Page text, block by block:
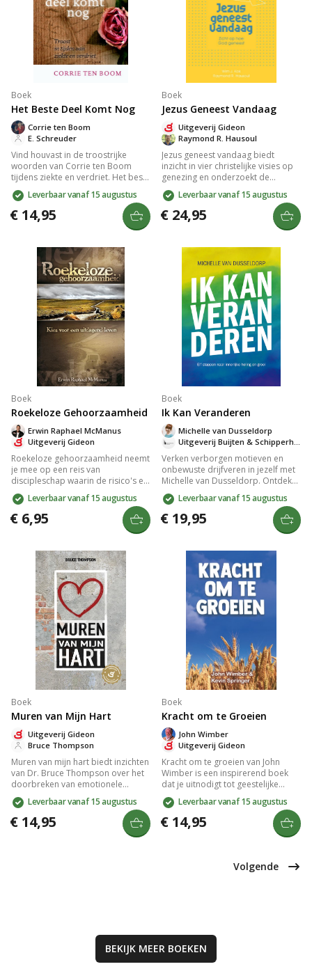
Boek
Het Beste Deel Komt Nog
E. Schreuder
Corrie ten Boom
Vind houvast in de troostrijke
woorden van Corrie ten Boom
tijdens ziekte en verdriet. Het beste
deel komt nog biedt hoop en
vertrouwen met beloften van God,
en laat zien dat Hij alles ten goede
zal keren voor wie Hem liefheeft.
Dit inspirerende boek versterkt je
Leverbaar vanaf 15 augustus
€ 14,95
Boek
Jezus Geneest Vandaag
Raymond R. Hausoul
Uitgeverij Gideon
Jezus geneest vandaag biedt
inzicht in vier christelijke visies op
genezing en onderzoekt de
verhouding tussen wetenschap,
geloof, en Gods soevereiniteit. Het
boek verdiept zich in de theologie
van genezing, lijden, en strijd, en
biedt een rijk perspectief voor wie
Leverbaar vanaf 15 augustus
€ 24,95
Boek
Roekeloze Gehoorzaamheid
Uitgeverij Gideon
Erwin Raphael McManus
Roekeloze gehoorzaamheid neemt
je mee op een reis van
discipleschap waarin de risico's en
beloningen van gehoorzaamheid
aan Jezus worden verkend. Met
inspirerende verhalen en
praktische inzichten biedt het een
unieke kijk op geloof en roeping,
diepgang zoekt in hun spirituele
Leverbaar vanaf 15 augustus
€ 6,95
Boek
Ik Kan Veranderen
Uitgeverij Buijten & Schipperheijn
Michelle van Dusseldorp
Verken verborgen motieven en
onbewuste drijfveren in jezelf met
Michelle van Dusseldorp. Ontdek
hoe zelfinzicht en christelijke
principes leiden tot innerlijke
genezing en geestelijke
volwassenheid. Dit praktische boek
in elf stappen biedt levenslange
vastgelopen voelt.
Leverbaar vanaf 15 augustus
€ 19,95
Boek
Muren van Mijn Hart
Bruce Thompson
Uitgeverij Gideon
Muren van mijn hart biedt inzichten
van Dr. Bruce Thompson over het
doorbreken van emotionele
barrières voor persoonlijke groei.
Gebaseerd op bijbelse principes,
helpt dit wereldwijde bestseller je
te herstellen van relationele en
geestelijke schade. Geschreven
Leverbaar vanaf 15 augustus
€ 14,95
Boek
Kracht om te Groeien
Uitgeverij Gideon
John Wimber
Kracht om te groeien van John
Wimber is een inspirerend boek
dat je uitnodigt tot geestelijke
volwassenheid. Het biedt
diepgaande inzichten over het
christelijk geloof, focust op een
authentieke relatie met God en
behandelt thema's als de Heilige
Ideale gids voor elke christen.
Leverbaar vanaf 15 augustus
€ 14,95
Volgende
BEKIJK MEER BOEKEN